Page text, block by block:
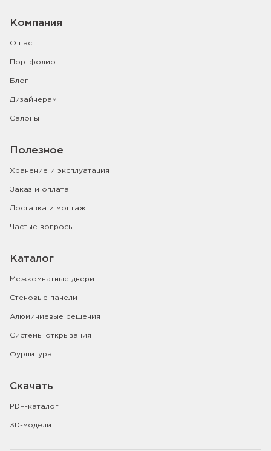
Компания
О нас
Портфолио
Блог
Дизайнерам
Салоны
Полезное
Хранение и эксплуатация
Заказ и оплата
Доставка и монтаж
Частые вопросы
Каталог
Межкомнатные двери
Стеновые панели
Алюминиевые решения
Системы открывания
Фурнитура
Скачать
PDF-каталог
3D-модели